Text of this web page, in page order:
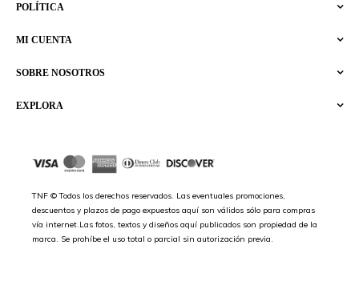
EXPLORA
SOBRE NOSOTROS
MI CUENTA
POLÍTICA
TNF © Todos los derechos reservados. Las eventuales promociones,
descuentos y plazos de pago expuestos aquí son válidos sólo para compras
vía internet.Las fotos, textos y diseños aquí publicados son propiedad de la
marca. Se prohíbe el uso total o parcial sin autorización previa.